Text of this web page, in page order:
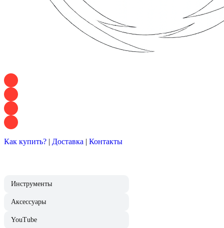
Как купить? | Доставка | Контакты
Инструменты
Аксессуары
YouTube